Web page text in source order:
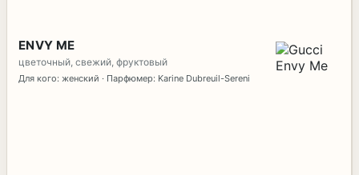
ENVY ME
цветочный, свежий, фруктовый
Для кого: женский · Парфюмер: Karine Dubreuil-Sereni